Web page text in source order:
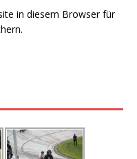
in diesem Browser für